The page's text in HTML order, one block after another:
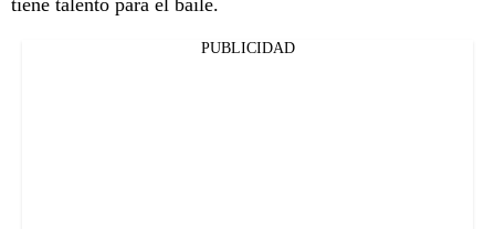
tiene talento para el baile.
PUBLICIDAD